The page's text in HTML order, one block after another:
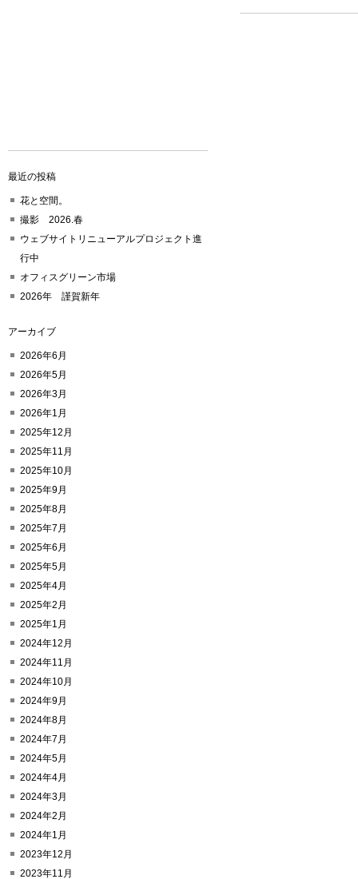
最近の投稿
花と空間。
撮影 2026.春
ウェブサイトリニューアルプロジェクト進
行中
オフィスグリーン市場
2026年 謹賀新年
アーカイブ
2026年6月
2026年5月
2026年3月
2026年1月
2025年12月
2025年11月
2025年10月
2025年9月
2025年8月
2025年7月
2025年6月
2025年5月
2025年4月
2025年2月
2025年1月
2024年12月
2024年11月
2024年10月
2024年9月
2024年8月
2024年7月
2024年5月
2024年4月
2024年3月
2024年2月
2024年1月
2023年12月
2023年11月